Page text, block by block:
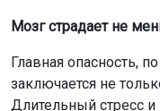
Мозг страдает не
Главная опасность,
заключается не
Длительный стресс